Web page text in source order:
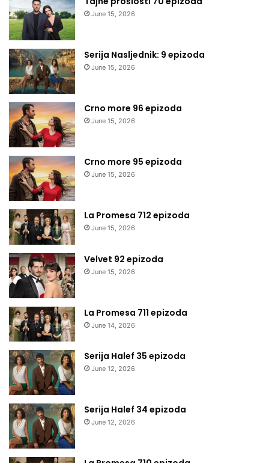
June 15, 2026
Serija Nasljednik: 9 epizoda
June 15, 2026
Crno more 96 epizoda
June 15, 2026
Crno more 95 epizoda
June 15, 2026
La Promesa 712 epizoda
June 15, 2026
Velvet 92 epizoda
June 15, 2026
La Promesa 711 epizoda
June 14, 2026
Serija Halef 35 epizoda
June 12, 2026
Serija Halef 34 epizoda
June 12, 2026